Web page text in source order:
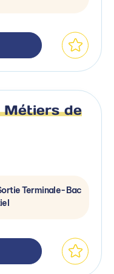
Métiers de
Terminale-Bac